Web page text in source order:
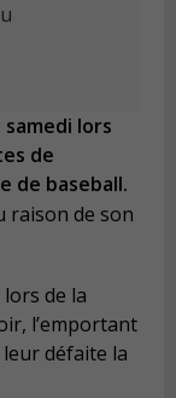
lors
de
de baseball.
raison de son
de la
l’emportant
défaite la